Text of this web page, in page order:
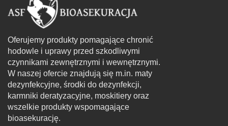
Oferujemy produkty pomagające chronić
hodowle i uprawy przed szkodliwymi
czynnikami zewnętrznymi i wewnętrznymi.
W naszej ofercie znajdują się m.in. maty
dezynfekcyjne, środki do dezynfekcji,
karmniki deratyzacyjne, moskitiery oraz
wszelkie produkty wspomagające
bioasekurację.